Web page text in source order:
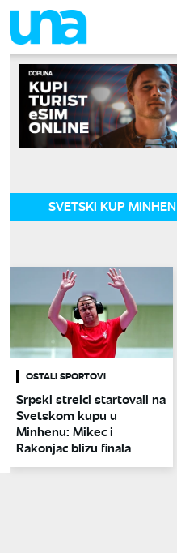
SVETSKI KUP MINHEN
OSTALI SPORTOVI
Srpski strelci startovali na
Svetskom kupu u
Minhenu: Mikec i
Rakonjac blizu finala